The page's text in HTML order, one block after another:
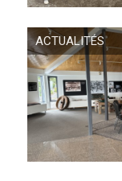
ACTUALITÉS